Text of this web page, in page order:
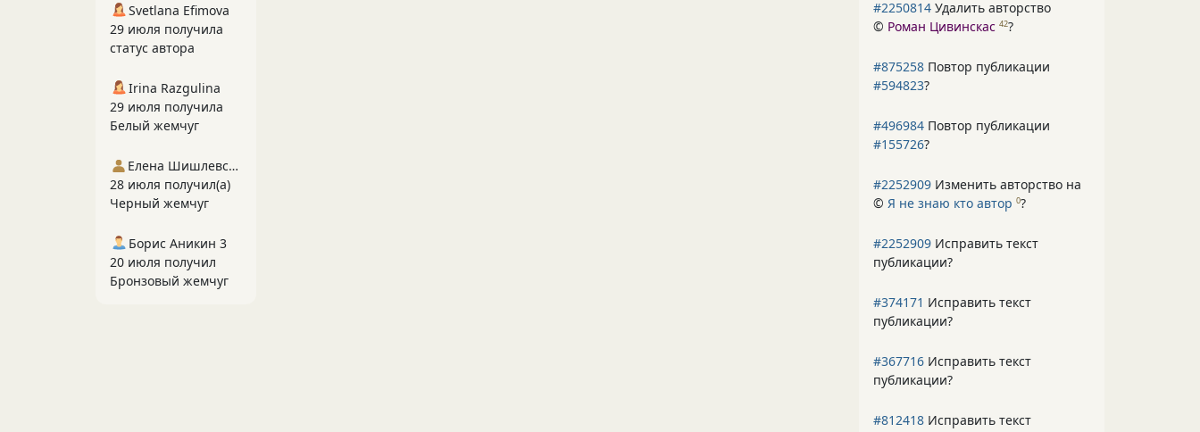
#2250814 Удалить авторство
© Роман Цивинскас 42?
#875258 Повтор публикации
#594823?
#496984 Повтор публикации
#155726?
#2252909 Изменить авторство на
© Я не знаю кто автор 0?
#2252909 Исправить текст
публикации?
#374171 Исправить текст
публикации?
#367716 Исправить текст
публикации?
#812418 Исправить текст
Svetlana Efimova
29 июля получила
статус автора
Irina Razgulina
29 июля получила
Белый жемчуг
Елена Шишлевская
28 июля получил(а)
Черный жемчуг
Борис Аникин 3
20 июля получил
Бронзовый жемчуг